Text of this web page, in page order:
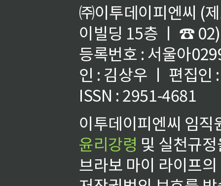
㈜이투데이피엔씨 (
이빌딩 15층 ㅣ ☎
등록번호 : 서울아
인 : 김상우 ㅣ 편집인
ISSN : 2951-4681
이투데이피엔씨 임
윤리강령 및 실천규
브라보 마이 라이프